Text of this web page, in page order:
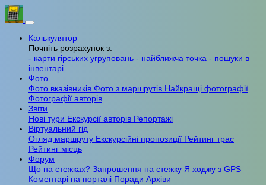
Калькулятор
Почніть розрахунок з:
- карти гірських угруповань - найближча точка - пошуки в
інвентарі
Фото
Фото вказівників Фото з маршрутів Найкращі фотографії
Фотографії авторів
Звіти
Нові тури Екскурсії авторів Репортажі
Віртуальний гід
Огляд маршруту Екскурсійні пропозиції Рейтинг трас
Рейтинг місць
Форум
Що на стежках? Запрошення на стежку Я ходжу з GPS
Коментарі на порталі Поради Архіви